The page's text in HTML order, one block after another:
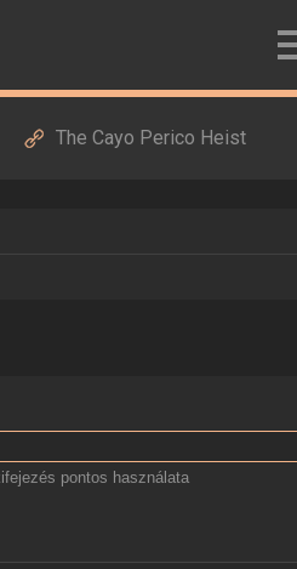
The Cayo Perico Heist
pontos használata